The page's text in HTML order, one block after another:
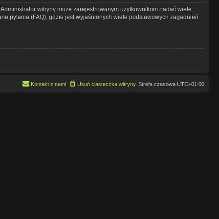
witryny może zarejestrowanym użytkownikom nadać wiele
pytania (FAQ), gdzie jest wyjaśnionych wiele podstawowych zagadnień
Strefa czasowa UTC+01:00
Usuń ciasteczka witryny
Kontakt z nami